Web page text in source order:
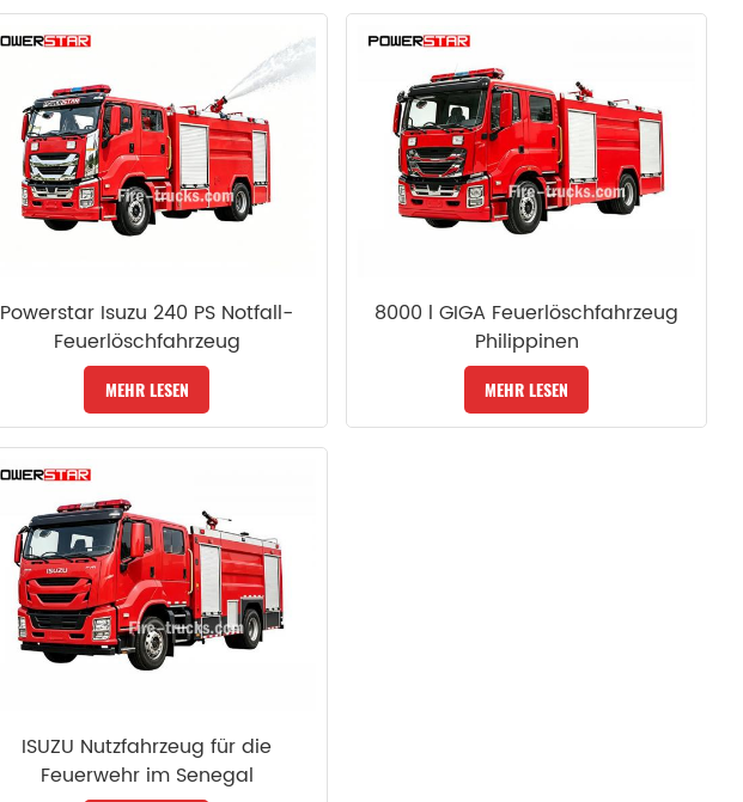
Powerstar Isuzu 240 PS Notfall-
Feuerlöschfahrzeug
MEHR LESEN
8000 l GIGA Feuerlöschfahrzeug
Philippinen
MEHR LESEN
ISUZU Nutzfahrzeug für die
Feuerwehr im Senegal